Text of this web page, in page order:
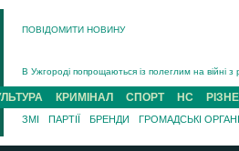
ПОВІДОМИТИ НОВИНУ
В Ужгороді попрощаються із полеглим на війні
В Ужгороді 5 серпня попрощаються із
Підтвердили загибель захисника із Нанкова
На війні з рф поліг військовий з Виноградова
На Хустщині внаслідок ДТП за участі трьох
КРИМІНАЛ СПОРТ НС РІЗНЕ
ЗМІ ПАРТІЇ БРЕНДИ ГРОМАДСЬКІ